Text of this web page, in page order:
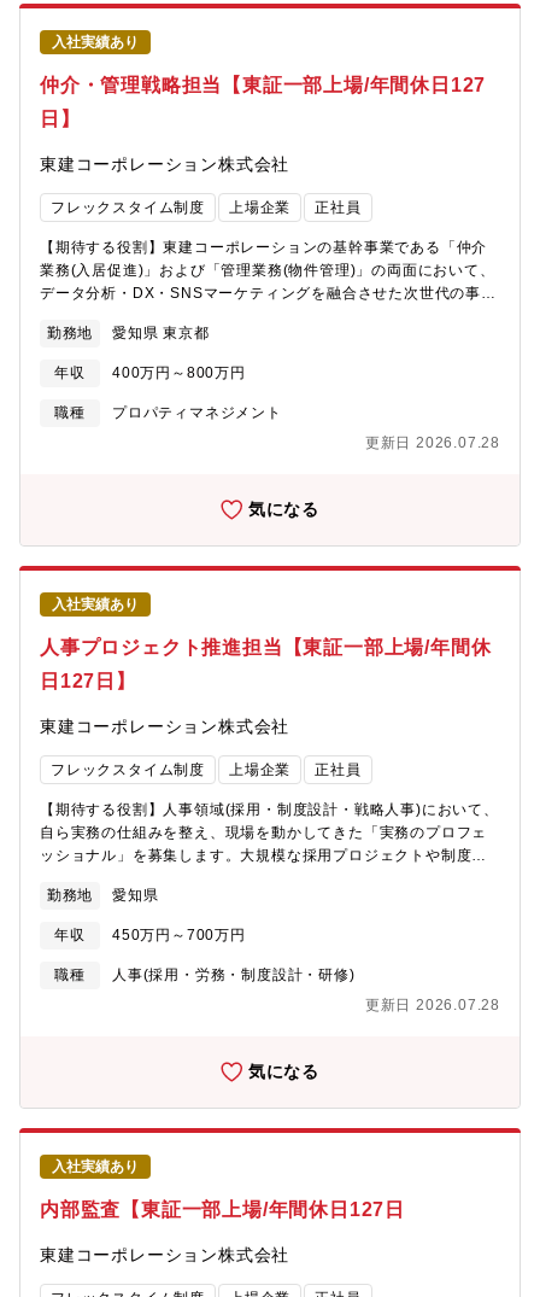
産関連の最新動向を分かりやすくまとめ、営業が商談のネタとし
て使える「武器」に変えて提供。・教科書的な知職ではなく、
「現場でどう話せばお客様に伝わるか」に焦点を当てた営業向け
の税務研修。3.イベント・セミナーの監修・土地所有者様向けの
税務セミナーの講師を務め、会社としての信頼性をアピール。
入社実績あり
仲介・管理戦略担当【東証一部上場/年間休日127
日】
東建コーポレーション株式会社
フレックスタイム制度 上場企業 正社員
【期待する役割】東建コーポレーションの基幹事業である「仲介
業務(入居促進)」および「管理業務(物件管理)」の両面において、
データ分析・DX・SNSマーケティングを融合させた次世代の事業
ど、不動産市場が大きな転換期を迎える中、マーケティングのス
キルや統計データに基づいた緻密なエリア戦略を通じ、新たな視
点で業界を刷新する役割を期待しています。【業務内容】仲介本
部の戦略担当として、以下のフェーズにおける戦略立案から運用
ーケティング/DX)・SNS(lnstagram、TikTok、YouTube等)を活
テム開発、アプリ開発２．受託・管理拡大戦略(不動産経営・コン
サルティング)・統計データ(人口動態、競合調査、買料相場)を用
いた市場分析。・サブリース物件の収益性改善およびリスク管理
戦略の策定。・オーナー様に対する「選はれる管理会社」として
の付加価値(管理メニュー等)の企画。３．工リア・ドミナント戦
略・出店工リアや重点強化工リアの特定と、リソース配分の最適
化。４．KPI管理・PDCA運用・入居率、管理戸数、成約単価など
の重要指標を可視化し、現場(仲介部・管理部)へのフィードバック
と改善支援
勤務地 愛知県 東京都
年収 400万円～800万円
職種
プロパティマネジメント
更新日 2026.07.28
気になる
入社実績あり
人事プロジェクト推進担当【東証一部上場/年間休
日127日】
東建コーポレーション株式会社
フレックスタイム制度 上場企業 正社員
【期待する役割】人事領域(採用・制度設計・戦略人事)において、
自ら実務の仕組みを整え、現場を動かしてきた「実務のプロフェ
ッショナル」を募集します。大規模な採用プロジェクトや制度運
ます。外部のアドバイスに頼るのではなく、自らの手でオペレー
ションを構築し、組織の課題解決にコミットしてきた方のステッ
プアップを期待します。【業務内容】専門領域の担当として、自
律的にプロジェクトの実行・運用を担っていただきます。■採用ス
フローの独自設計やチャネル選定・管理。・採用ブランディング
評価・制度運用の定着化と改善・自社に合わせた人事制度の現場
への落とし込み、および運用プロセスの構築・改善。・等級・報
酬改定に伴う緻密な集計や、評価者(マネージャー層)への啓蒙・ト
レーニング。■戦酪人事(HRBP)としての現場支援・事業計画に紐
づく人員分析や、組織課題の特定に向けたデータ抽出・レポート
作成。・現場マネージャーのパートナーとして、配置最適化や離
職防止に向けた具体的支援。【組織構成】 新しい組織が立ち上
がるため、そのメンバーとしてご活躍頂けます。
勤務地 愛知県
年収 450万円～700万円
職種
人事(採用・労務・制度設計・研修)
更新日 2026.07.28
気になる
入社実績あり
内部監査【東証一部上場/年間休日127日
東建コーポレーション株式会社